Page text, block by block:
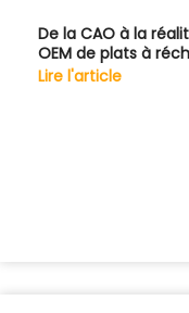
De la CAO à la
OEM de plats à
Lire l'article